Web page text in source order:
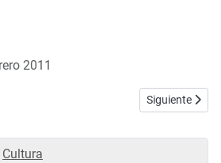
2011
de escultura en piedra del artista
Artículo
Siguiente
Cultura